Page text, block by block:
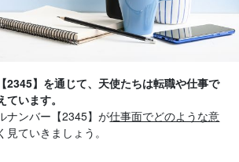
2345】を通じて、天使たちは転職や仕事で
います。
ナンバー【2345】が仕事面でどのような意
見ていきましょう。